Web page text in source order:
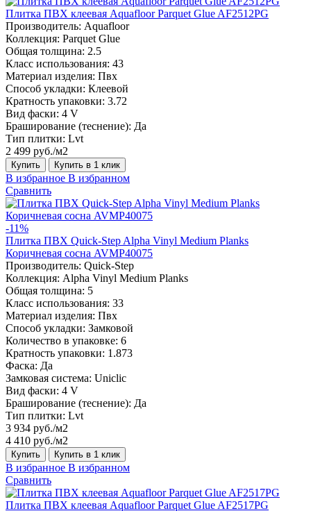
Плитка ПВХ клеевая Aquafloor Parquet Glue AF2512PG
Производитель: Aquafloor
Коллекция: Parquet Glue
Общая толщина: 2.5
Класс использования: 43
Материал изделия: Пвх
Способ укладки: Клеевой
Кратность упаковки: 3.72
Вид фаски: 4 V
Браширование (теснение): Да
Тип плитки: Lvt
2 499 руб./м2
Купить Купить в 1 клик
В избранное В избранном
Сравнить
-11%
Плитка ПВХ Quick-Step Alpha Vinyl Medium Planks
Коричневая сосна AVMP40075
Производитель: Quick-Step
Коллекция: Alpha Vinyl Medium Planks
Общая толщина: 5
Класс использования: 33
Материал изделия: Пвх
Способ укладки: Замковой
Количество в упаковке: 6
Кратность упаковки: 1.873
Фаска: Да
Замковая система: Uniclic
Вид фаски: 4 V
Браширование (теснение): Да
Тип плитки: Lvt
3 934 руб./м2
4 410 руб./м2
Купить Купить в 1 клик
В избранное В избранном
Сравнить
Плитка ПВХ клеевая Aquafloor Parquet Glue AF2517PG